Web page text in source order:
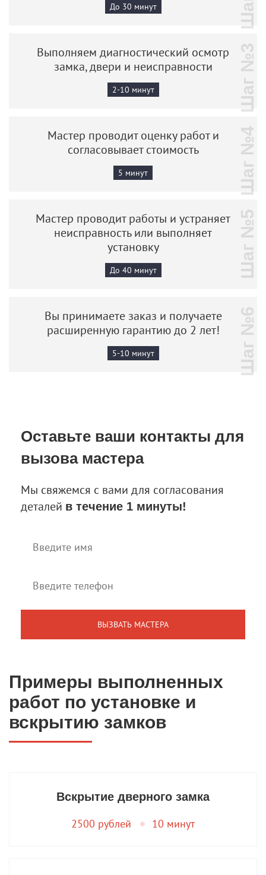
До 30 минут
Выполняем диагностический осмотр
замка, двери и неисправности
2-10 минут Шаг №3
Мастер проводит оценку работ и
согласовывает стоимость
5 минут Шаг №4
Мастер проводит работы и устраняет
неисправность или выполняет
установку
До 40 минут Шаг №5
Вы принимаете заказ и получаете
расширенную гарантию до 2 лет!
5-10 минут Шаг №6
Оставьте ваши контакты для
вызова мастера
Мы свяжемся с вами для согласования
деталей в течение 1 минуты!
Примеры выполненных
работ по установке и
вскрытию замков
Вскрытие дверного замка
2500 рублей 10 минут